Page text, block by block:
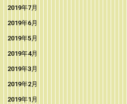
2019年7月
2019年6月
2019年5月
2019年4月
2019年3月
2019年2月
2019年1月